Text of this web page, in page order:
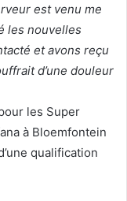
est venu me
les nouvelles
et avons reçu
d’une douleur
les Super
à Bloemfontein
qualification